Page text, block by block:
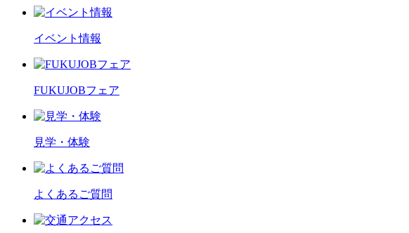
イベント情報
FUKUJOBフェア
見学・体験
よくあるご質問